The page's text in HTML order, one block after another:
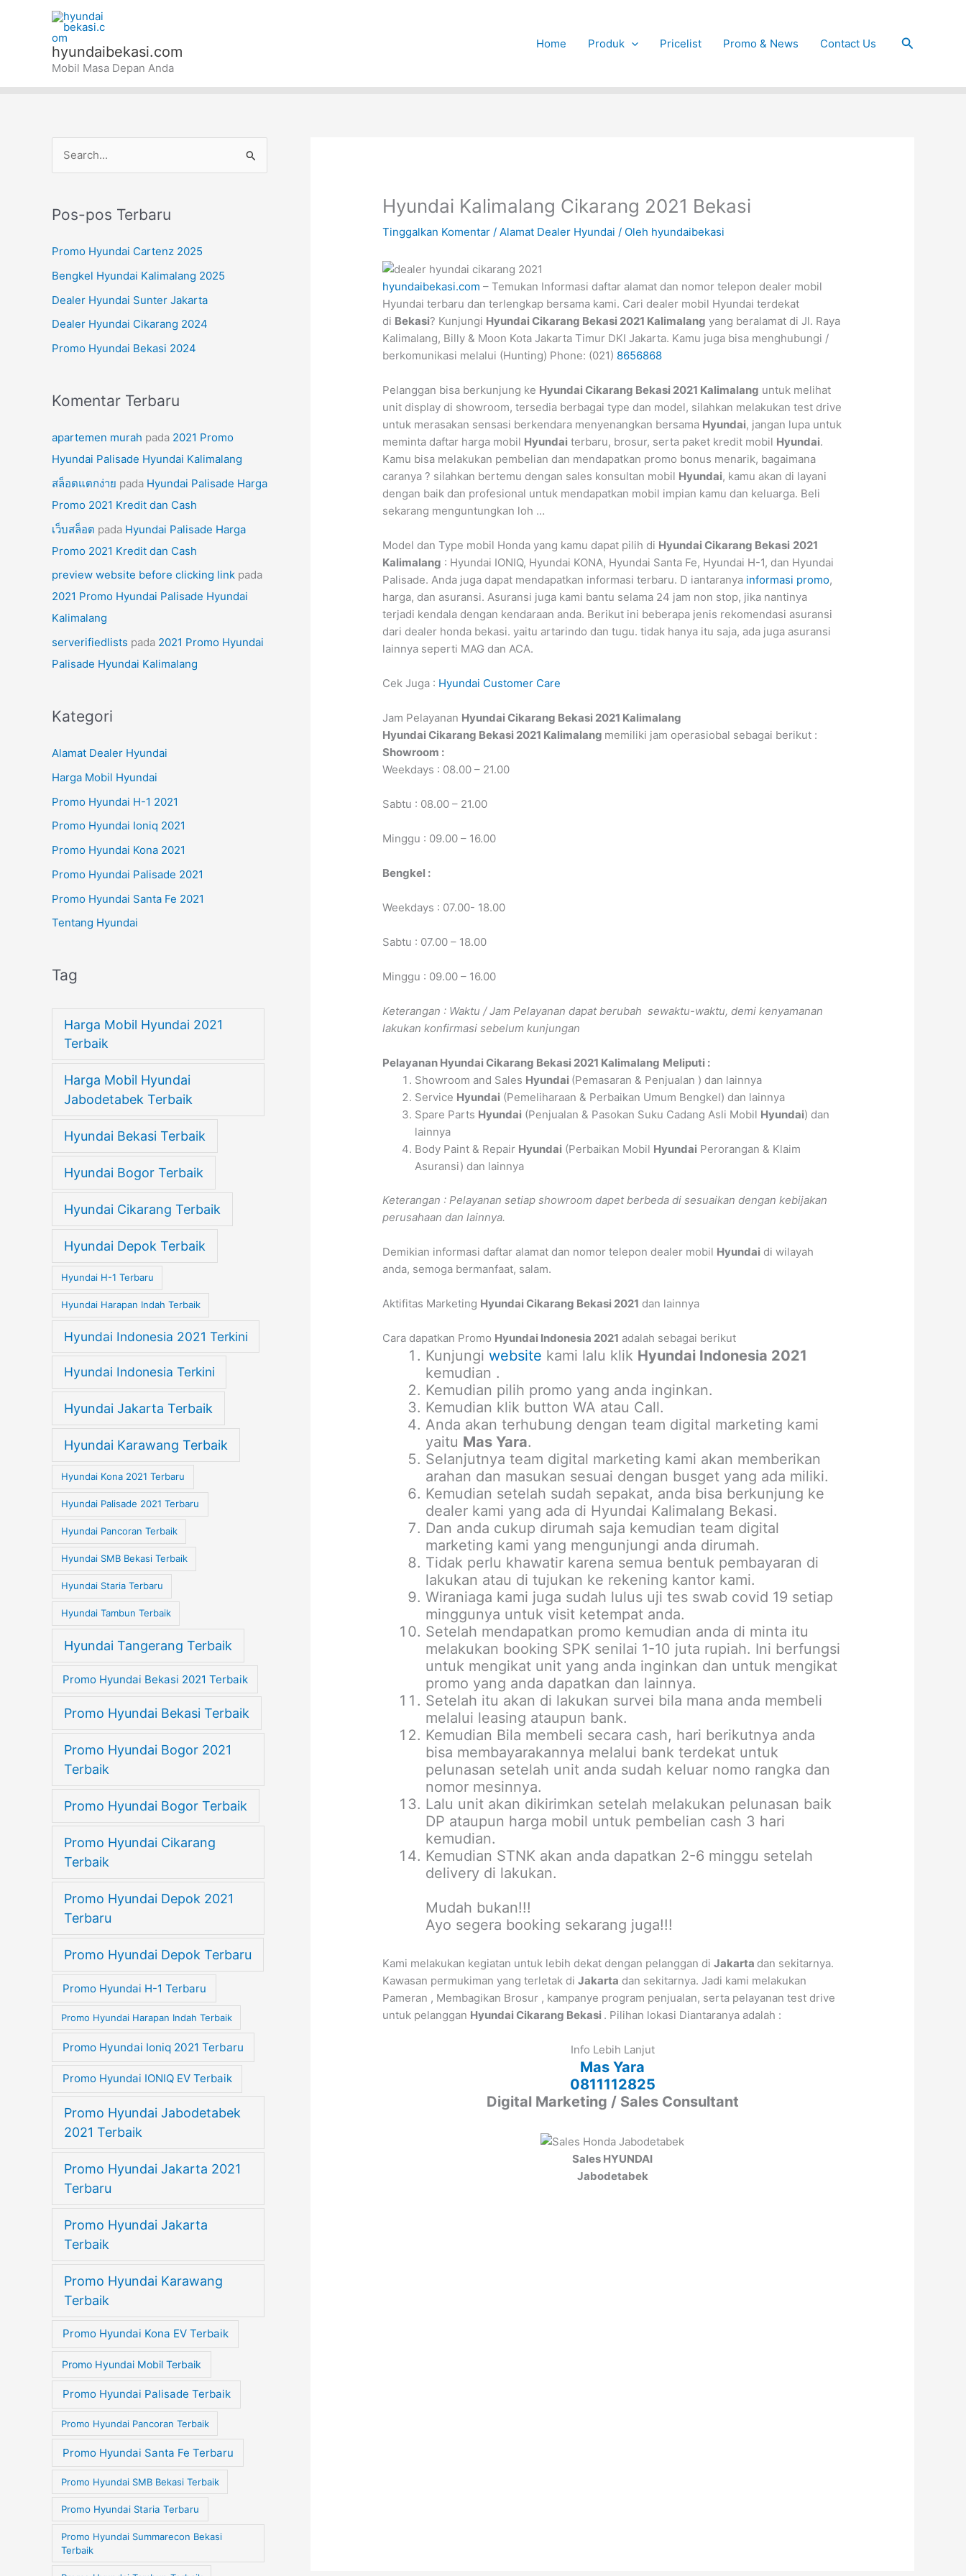
hyundaibekasi.com
Mobil Masa Depan Anda
Home Produk Pricelist Promo & News Contact Us Cari
i
u
u
k
:
Pos-pos Terbaru
Promo Hyundai Cartenz 2025
Bengkel Hyundai Kalimalang 2025
Dealer Hyundai Sunter Jakarta
Dealer Hyundai Cikarang 2024
Promo Hyundai Bekasi 2024
Komentar Terbaru
apartemen murah pada 2021 Promo
Hyundai Palisade Hyundai Kalimalang
สล็อตแตกง่าย pada Hyundai Palisade Harga
Promo 2021 Kredit dan Cash
เว็บสล็อต pada Hyundai Palisade Harga
Promo 2021 Kredit dan Cash
preview website before clicking link pada
2021 Promo Hyundai Palisade Hyundai
Kalimalang
serverifiedlists pada 2021 Promo Hyundai
Palisade Hyundai Kalimalang
Kategori
Alamat Dealer Hyundai
Harga Mobil Hyundai
Promo Hyundai H-1 2021
Promo Hyundai Ioniq 2021
Promo Hyundai Kona 2021
Promo Hyundai Palisade 2021
Promo Hyundai Santa Fe 2021
Tentang Hyundai
Tag
Harga Mobil Hyundai 2021
Terbaik
Harga Mobil Hyundai
Jabodetabek Terbaik
Hyundai Bekasi Terbaik
Hyundai Bogor Terbaik
Hyundai Cikarang Terbaik
Hyundai Depok Terbaik
Hyundai H-1 Terbaru
Hyundai Harapan Indah Terbaik
Hyundai Indonesia 2021 Terkini
Hyundai Indonesia Terkini
Hyundai Jakarta Terbaik
Hyundai Karawang Terbaik
Hyundai Kona 2021 Terbaru
Hyundai Palisade 2021 Terbaru
Hyundai Pancoran Terbaik
Hyundai SMB Bekasi Terbaik
Hyundai Staria Terbaru
Hyundai Tambun Terbaik
Hyundai Tangerang Terbaik
Promo Hyundai Bekasi 2021 Terbaik
Promo Hyundai Bekasi Terbaik
Promo Hyundai Bogor 2021
Terbaik
Promo Hyundai Bogor Terbaik
Promo Hyundai Cikarang
Terbaik
Promo Hyundai Depok 2021
Terbaru
Promo Hyundai Depok Terbaru
Promo Hyundai H-1 Terbaru
Promo Hyundai Harapan Indah Terbaik
Promo Hyundai Ioniq 2021 Terbaru
Promo Hyundai IONIQ EV Terbaik
Promo Hyundai Jabodetabek
2021 Terbaik
Promo Hyundai Jakarta 2021
Terbaru
Promo Hyundai Jakarta
Terbaik
Promo Hyundai Karawang
Terbaik
Promo Hyundai Kona EV Terbaik
Promo Hyundai Mobil Terbaik
Promo Hyundai Palisade Terbaik
Promo Hyundai Pancoran Terbaik
Promo Hyundai Santa Fe Terbaru
Promo Hyundai SMB Bekasi Terbaik
Promo Hyundai Staria Terbaru
Promo Hyundai Summarecon Bekasi
Terbaik
Hyundai Kalimalang Cikarang 2021 Bekasi
Tinggalkan Komentar /Alamat Dealer Hyundai / Oleh hyundaibekasi
hyundaibekasi.com– Temukan Informasi daftar alamat dan nomor telepon dealer mobil
Hyundai terbaru dan terlengkap bersama kami. Cari dealer mobil Hyundai terdekat
di Bekasi? Kunjungi Hyundai Cikarang Bekasi 2021 Kalimalang yang beralamat di Jl. Raya
Kalimalang, Billy & Moon Kota Jakarta Timur DKI Jakarta. Kamu juga bisa menghubungi /
berkomunikasi melalui (Hunting) Phone: (021) 8656868
Pelanggan bisa berkunjung ke Hyundai Cikarang Bekasi 2021 Kalimalang untuk melihat
unit display di showroom, tersedia berbagai type dan model, silahkan melakukan test drive
untuk merasakan sensasi berkendara menyenangkan bersama Hyundai, jangan lupa untuk
meminta daftar harga mobil Hyundai terbaru, brosur, serta paket kredit mobil Hyundai.
Kamu bisa melakukan pembelian dan mendapatkan promo bonus menarik, bagaimana
caranya ? silahkan bertemu dengan sales konsultan mobil Hyundai, kamu akan di layani
dengan baik dan profesional untuk mendapatkan mobil impian kamu dan keluarga. Beli
sekarang menguntungkan loh …
Model dan Type mobil Honda yang kamu dapat pilih di Hyundai Cikarang Bekasi 2021
Kalimalang : Hyundai IONIQ, Hyundai KONA, Hyundai Santa Fe, Hyundai H-1, dan Hyundai
Palisade. Anda juga dapat mendapatkan informasi terbaru. D iantaranya informasi promo,
harga, dan asuransi. Asuransi juga kami bantu selama 24 jam non stop, jika nantinya
terjadi kendala dengan kendaraan anda. Berikut ini beberapa jenis rekomendasi asuransi
dari dealer honda bekasi. yaitu artarindo dan tugu. tidak hanya itu saja, ada juga asuransi
lainnya seperti MAG dan ACA.
Cek Juga : Hyundai Customer Care
Jam Pelayanan Hyundai Cikarang Bekasi 2021 Kalimalang
Hyundai Cikarang Bekasi 2021 Kalimalang memiliki jam operasiobal sebagai berikut :
Showroom :
Weekdays : 08.00 – 21.00
Sabtu : 08.00 – 21.00
Minggu : 09.00 – 16.00
Bengkel :
Weekdays : 07.00- 18.00
Sabtu : 07.00 – 18.00
Minggu : 09.00 – 16.00
Keterangan : Waktu / Jam Pelayanan dapat berubah sewaktu-waktu, demi kenyamanan
lakukan konfirmasi sebelum kunjungan
Pelayanan Hyundai Cikarang Bekasi 2021 Kalimalang Meliputi :
Showroom and Sales Hyundai (Pemasaran & Penjualan ) dan lainnya
Service Hyundai (Pemeliharaan & Perbaikan Umum Bengkel) dan lainnya
Spare Parts Hyundai (Penjualan & Pasokan Suku Cadang Asli Mobil Hyundai) dan
lainnya
Body Paint & Repair Hyundai (Perbaikan Mobil Hyundai Perorangan & Klaim
Asuransi) dan lainnya
Keterangan : Pelayanan setiap showroom dapet berbeda di sesuaikan dengan kebijakan
perusahaan dan lainnya.
Demikian informasi daftar alamat dan nomor telepon dealer mobil Hyundai di wilayah
anda, semoga bermanfaat, salam.
Aktifitas Marketing Hyundai Cikarang Bekasi 2021 dan lainnya
Cara dapatkan Promo Hyundai Indonesia 2021 adalah sebagai berikut
Kunjungiwebsite kami lalu klik Hyundai Indonesia 2021
kemudian .
Kemudian pilih promo yang anda inginkan.
Kemudian klik button WA atau Call.
Anda akan terhubung dengan team digital marketing kami
yaitu Mas Yara.
Selanjutnya team digital marketing kami akan memberikan
arahan dan masukan sesuai dengan busget yang ada miliki.
Kemudian setelah sudah sepakat, anda bisa berkunjung ke
dealer kami yang ada di Hyundai Kalimalang Bekasi.
Dan anda cukup dirumah saja kemudian team digital
marketing kami yang mengunjungi anda dirumah.
Tidak perlu khawatir karena semua bentuk pembayaran di
lakukan atau di tujukan ke rekening kantor kami.
Wiraniaga kami juga sudah lulus uji tes swab covid 19 setiap
minggunya untuk visit ketempat anda.
Setelah mendapatkan promo kemudian anda di minta itu
melakukan booking SPK senilai 1-10 juta rupiah. Ini berfungsi
untuk mengikat unit yang anda inginkan dan untuk mengikat
promo yang anda dapatkan dan lainnya.
Setelah itu akan di lakukan survei bila mana anda membeli
melalui leasing ataupun bank.
Kemudian Bila membeli secara cash, hari berikutnya anda
bisa membayarakannya melalui bank terdekat untuk
pelunasan setelah unit anda sudah keluar nomo rangka dan
nomor mesinnya.
Lalu unit akan dikirimkan setelah melakukan pelunasan baik
DP ataupun harga mobil untuk pembelian cash 3 hari
kemudian.
Kemudian STNK akan anda dapatkan 2-6 minggu setelah
delivery di lakukan.
Mudah bukan!!!
Ayo segera booking sekarang juga!!!
Kami melakukan kegiatan untuk lebih dekat dengan pelanggan diJakarta dan sekitarnya.
Kawasan permukiman yang terletak diJakarta dan sekitarnya. Jadi kami melakukan
Pameran , Membagikan Brosur , kampanye program penjualan, serta pelayanan test drive
untuk pelanggan Hyundai Cikarang Bekasi . Pilihan lokasi Diantaranya adalah :
Info Lebih Lanjut
Mas Yara
0811112825
Digital Marketing / Sales Consultant
Sales HYUNDAI
Jabodetabek